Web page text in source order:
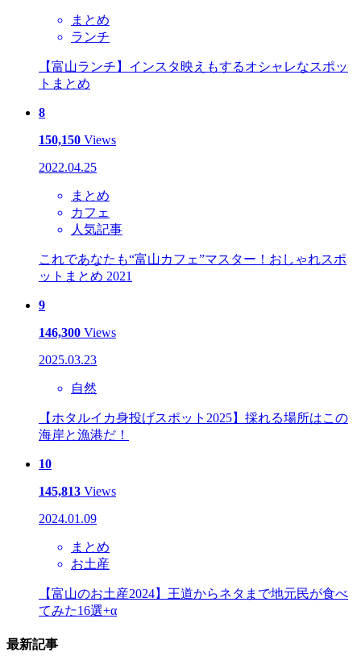
まとめ
ランチ
【富山ランチ】インスタ映えもするオシャレなスポッ
トまとめ
8
150,150 Views
2022.04.25
まとめ
カフェ
人気記事
これであなたも“富山カフェ”マスター！おしゃれスポ
ットまとめ 2021
9
146,300 Views
2025.03.23
自然
【ホタルイカ身投げスポット2025】採れる場所はこの
海岸と漁港だ！
10
145,813 Views
2024.01.09
まとめ
お土産
【富山のお土産2024】王道からネタまで地元民が食べ
てみた16選+α
最新記事